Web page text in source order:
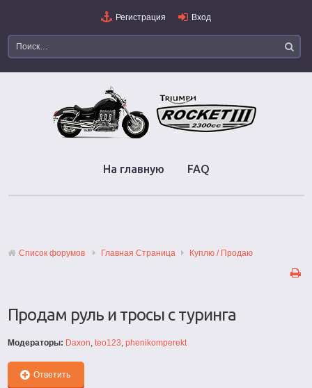
Регистрация Вход
На главную FAQ
Список форумов Главная Страница Куплю / Продаю
Продам руль и тросы с туринга
Модераторы: Daxon,teo123,phenikomperekt
Ответить